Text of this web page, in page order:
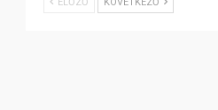
ELŐZŐ KÖVETKEZŐ